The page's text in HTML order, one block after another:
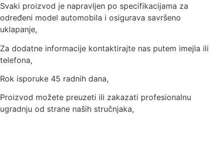
Svaki proizvod je napravljen po specifikacijama za
određeni model automobila i osigurava savršeno
uklapanje,
Za dodatne informacije kontaktirajte nas putem imejla ili
telefona,
Rok isporuke 45 radnih dana,
Proizvod možete preuzeti ili zakazati profesionalnu
ugradnju od strane naših stručnjaka,